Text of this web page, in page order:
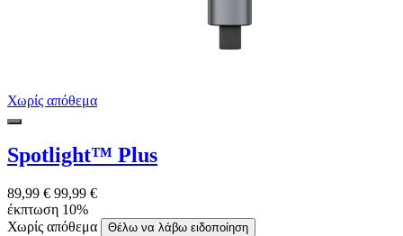
Χωρίς απόθεμα
Spotlight™ Plus
89,99 € 99,99 €
έκπτωση 10%
Χωρίς απόθεμα
Θέλω να λάβω ειδοποίηση